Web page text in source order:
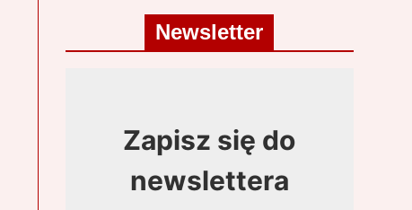
Newsletter
Zapisz się do
newslettera